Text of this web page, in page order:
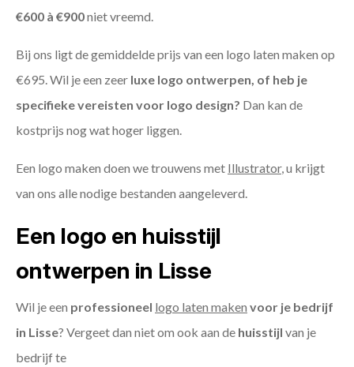
€600 à €900niet vreemd.
Bij ons ligt de gemiddelde prijs van een logo laten maken op
€695. Wil je een zeer luxe logo ontwerpen, of heb je
specifieke vereisten voor logo design? Dan kan de
kostprijs nog wat hoger liggen.
Een logo maken doen we trouwens met Illustrator, u krijgt
van ons alle nodige bestanden aangeleverd.
Een logo en huisstijl
ontwerpen in Lisse
Wil je een professioneel logo laten maken voor je bedrijf
in Lisse? Vergeet dan niet om ook aan de huisstijl van je
bedrijf te